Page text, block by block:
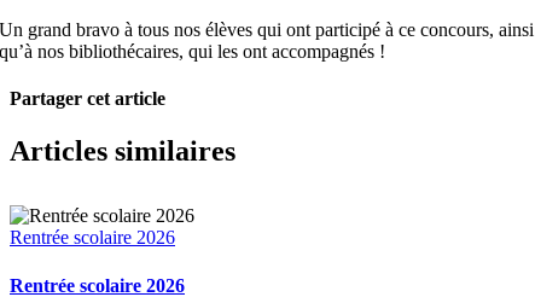
Un grand bravo à tous nos élèves qui ont participé à ce concours, ainsi
qu’à nos bibliothécaires, qui les ont accompagnés !
Partager cet article
Facebook
X
Pinterest
Email
Articles similaires
Rentrée scolaire 2026
Rentrée scolaire 2026